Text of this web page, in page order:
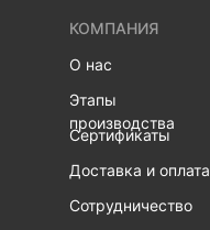
КОМПАНИЯ
О нас
Этапы
производства
Сертификаты
Доставка и оплата
Сотрудничество